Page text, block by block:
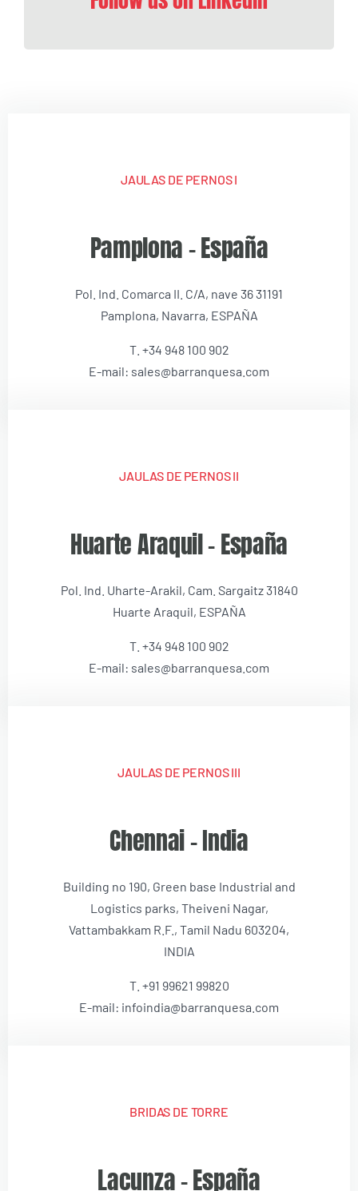
JAULAS DE PERNOS I
Pamplona – España
Pol. Ind. Comarca II. C/A, nave 36 31191
Pamplona, Navarra, ESPAÑA
T. +34 948 100 902
E-mail: sales@barranquesa.com
JAULAS DE PERNOS II
Huarte Araquil – España
Pol. Ind. Uharte-Arakil, Cam. Sargaitz 31840
Huarte Araquil, ESPAÑA
T. +34 948 100 902
E-mail: sales@barranquesa.com
JAULAS DE PERNOS III
Chennai – India
Building no 190, Green base Industrial and
Logistics parks, Theiveni Nagar,
Vattambakkam R.F., Tamil Nadu 603204,
INDIA
T. +91 99621 99820
E-mail: infoindia@barranquesa.com
BRIDAS DE TORRE
Lacunza – España